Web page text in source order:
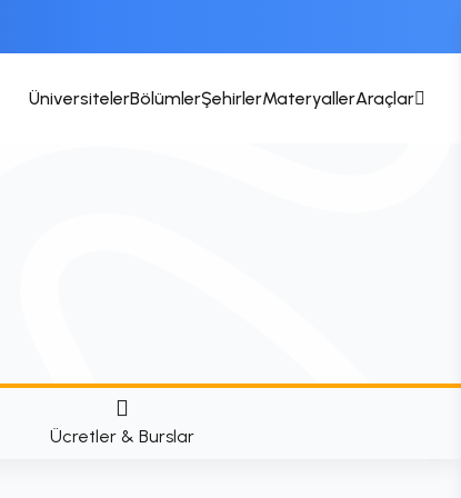
ÜniversitelerBölümlerŞehirlerMateryallerAraçlar
Ücretler & Burslar